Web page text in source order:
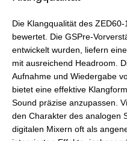
Die Klangqualität des
bewertet. Die GSPre-
entwickelt wurden, liefern
mit ausreichend Headroom.
Aufnahme und Wiedergabe
bietet eine effektive
Sound präzise anzupassen.
den Charakter des analogen
digitalen Mixern oft als